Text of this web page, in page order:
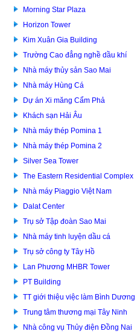
Morning Star Plaza
Horizon Tower
Kim Xuân Gia Building
Trường Cao đẳng nghề dầu khí
Nhà máy thủy sản Sao Mai
Nhà máy Hùng Cá
Dự án Xi măng Cẩm Phả
Khách sạn Hải Âu
Nhà máy thép Pomina 1
Nhà máy thép Pomina 2
Silver Sea Tower
The Eastern Residential Complex
Nhà máy Piaggio Việt Nam
Dalat Center
Trụ sở Tập đoàn Sao Mai
Nhà máy tinh luyện dầu cá
Trụ sở công ty Tây Hồ
Lan Phương MHBR Tower
PT Building
TT giới thiệu việc làm Bình Dương
Trung tâm thương mại Tây Ninh
Nhà công vụ Thủy điện Đồng Nai